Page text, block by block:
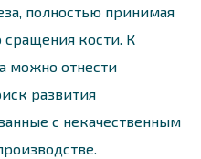
полностью принимая
сращения кости. К
можно отнести
развития
с некачественным